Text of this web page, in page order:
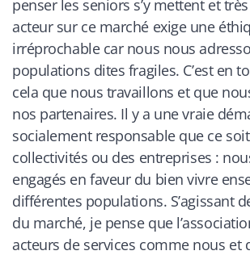
penser les seniors s’y mettent et
acteur sur ce marché exige une
irréprochable car nous nous
populations dites fragiles. C’est en
cela que nous travaillons et que
nos partenaires. Il y a une vraie
socialement responsable que ce
collectivités ou des entreprises :
engagés en faveur du bien vivre
différentes populations. S’agissant
du marché, je pense que
acteurs de services comme nous et